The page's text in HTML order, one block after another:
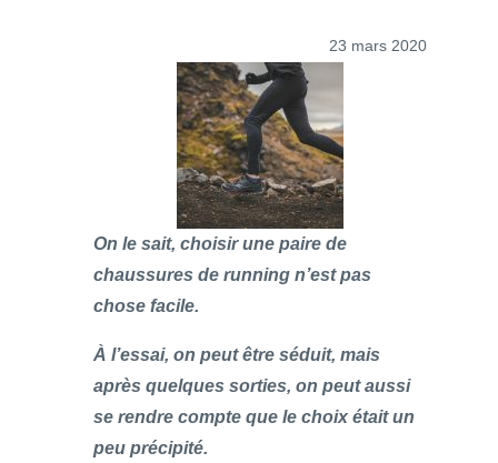
23 mars 2020
On le sait, choisir une paire de
chaussures de running n’est pas
chose facile.
À l’essai, on peut être séduit, mais
après quelques sorties, on peut aussi
se rendre compte que le choix était un
peu précipité.